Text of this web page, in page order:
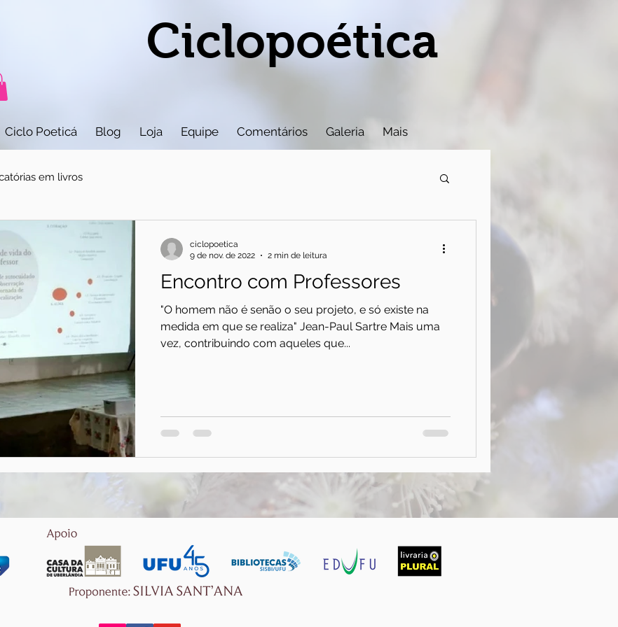
Ciclopoética
Ciclo Poeticá Blog Loja Equipe Comentários Galeria Mais
em livros
Encontro com Professores
"O homem não é senão o seu projeto, e só existe na
medida em que se realiza" Jean-Paul Sartre Mais uma
vez, contribuindo com aqueles que...
ciclopoetica
9 de nov. de 2022
2 min de leitura